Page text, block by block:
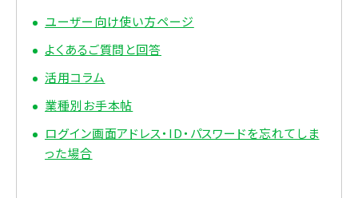
ユーザー向け使い方ページ
よくあるご質問と回答
活用コラム
業種別お手本帖
ログイン画面アドレス・ID・パスワードを忘れてしま
った場合